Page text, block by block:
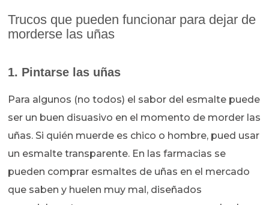
Trucos que pueden funcionar para dejar de
morderse las uñas
1. Pintarse las uñas
Para algunos (no todos) el sabor del esmalte puede
ser un buen disuasivo en el momento de morder las
uñas. Si quién muerde es chico o hombre, pued usar
un esmalte transparente. En las farmacias se
pueden comprar esmaltes de uñas en el mercado
que saben y huelen muy mal, diseñados